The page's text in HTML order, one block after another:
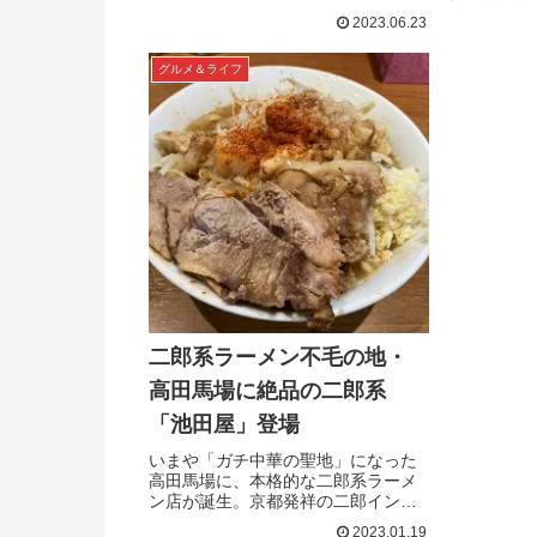
なぎを食べたい（しかもお手頃価格
す！成人男性はうな重でお腹いっぱ
い...
2023.06.23
いうケース
んな量が
グルメ＆ライフ
二郎系ラーメン不毛の地・
高田馬場に絶品の二郎系
「池田屋」登場
いまや「ガチ中華の聖地」になった
高田馬場に、本格的な二郎系ラーメ
ン店が誕生。京都発祥の二郎インス
パイア店が東京に初進出とのこと
2023.01.19